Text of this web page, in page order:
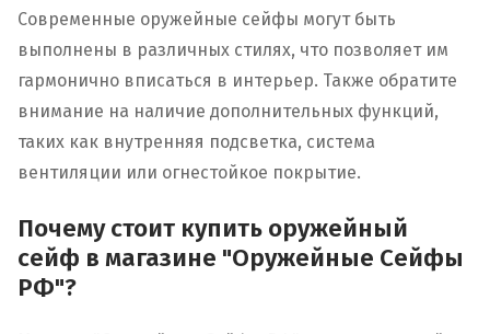
Современные оружейные сейфы могут быть
выполнены в различных стилях, что позволяет им
гармонично вписаться в интерьер. Также обратите
внимание на наличие дополнительных функций,
таких как внутренняя подсветка, система
вентиляции или огнестойкое покрытие.
Почему стоит купить оружейный
сейф в магазине "Оружейные Сейфы
РФ"?